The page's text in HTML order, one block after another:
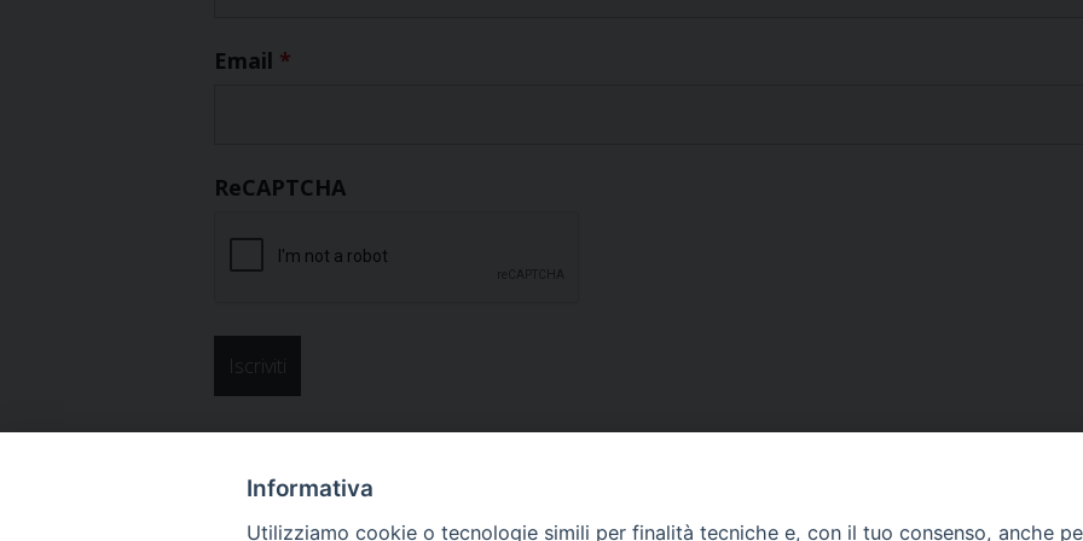
Email *
ReCAPTCHA
Informativa
Utilizziamo cookie o tecnologie simili per finalità tecniche e, con il tuo consenso, anche